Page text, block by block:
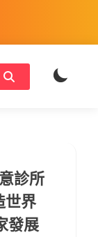
診所
世界
發展